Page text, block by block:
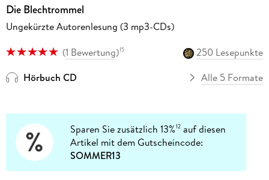
Die Blechtrommel
Ungekürzte Autorenlesung (3 mp3-CDs)
(1 Bewertung)15
250 Lesepunkte
Hörbuch CD
Alle 5 Formate
Sparen Sie zusätzlich 13%12 auf diesen
Artikel mit dem Gutscheincode:
SOMMER13